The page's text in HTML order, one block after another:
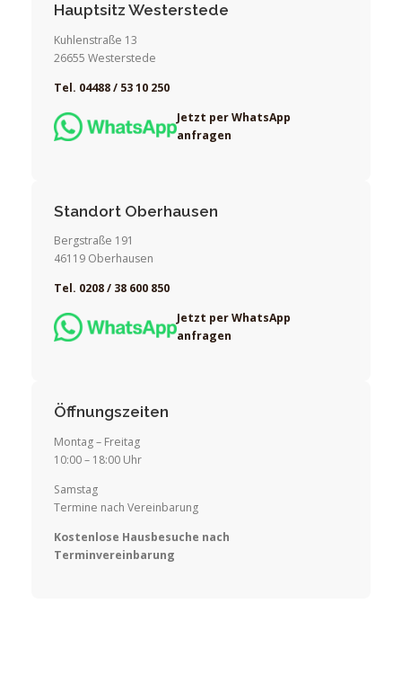
Hauptsitz Westerstede
Kuhlenstraße 13
26655 Westerstede
Tel. 04488 / 53 10 250
Jetzt per WhatsApp
anfragen
Standort Oberhausen
Bergstraße 191
46119 Oberhausen
Tel. 0208 / 38 600 850
Jetzt per WhatsApp
anfragen
Öffnungszeiten
Montag – Freitag
10:00 – 18:00 Uhr
Samstag
Termine nach Vereinbarung
Kostenlose Hausbesuche nach
Terminvereinbarung